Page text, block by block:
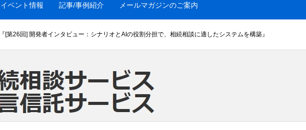
イベント情報 記事/事例紹介 メールマガジンのご案内
『[第26回] 開発者インタビュー：シナリオとAIの役割分担で、相続相談に適したシステムを構築』